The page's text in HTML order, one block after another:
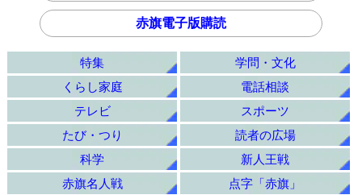
赤旗電子版購読
特集
学問・文化
くらし家庭
電話相談
テレビ
スポーツ
たび・つり
読者の広場
科学
新人王戦
赤旗名人戦
点字「赤旗」